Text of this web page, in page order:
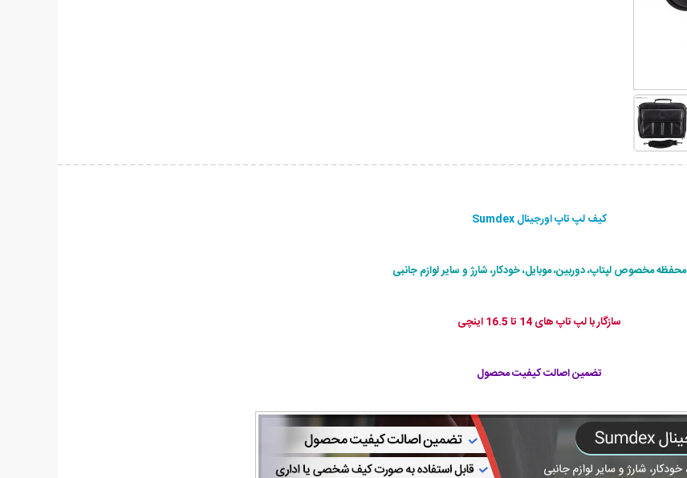
کیف لپ تاپ اورجینال Sumdex
محفظه مخصوص لپتاپ، دوربین، موبایل، خودکار، شارژ و سایر لوازم جانبی
سازگار با لپ تاپ های 14 تا 16.5 اینچی
تضمین اصالت کیفیت محصول